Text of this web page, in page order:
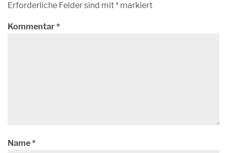
Erforderliche Felder sind mit* markiert
Kommentar*
Name*